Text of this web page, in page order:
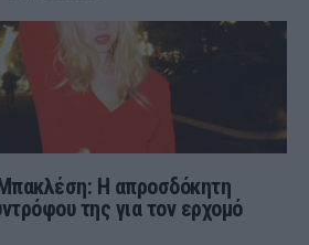
Η απροσδόκητη
της για τον ερχομό